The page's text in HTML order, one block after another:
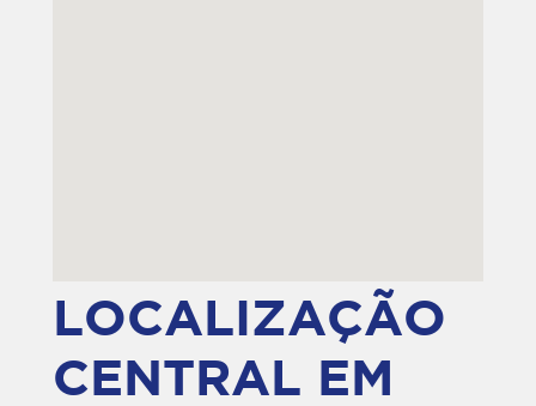
LOCALIZAÇÃO
CENTRAL EM